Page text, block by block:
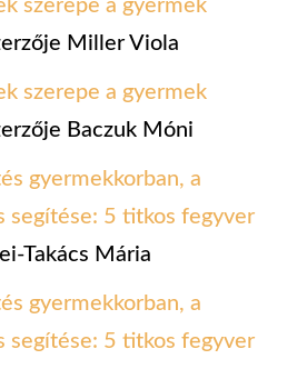
szerepe a gyermek
Miller Viola
szerepe a gyermek
Baczuk Móni
gyermekkorban, a
segítése: 5 titkos fegyver
Takács Mária
gyermekkorban, a
segítése: 5 titkos fegyver